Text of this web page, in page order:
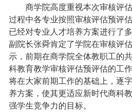
商学院高度重视本次审核评
过程中各专业按照审核评估预评
已经对专业人才培养方案进行了
副院长张舜肯定了学院在审核评
示，前期在商学院全体教职工的
科教育教学审核评估预评估的工
将在大家前期工作的基础上，逐
养方案，使其更适应新时代商科
强学生竞争力的目标。